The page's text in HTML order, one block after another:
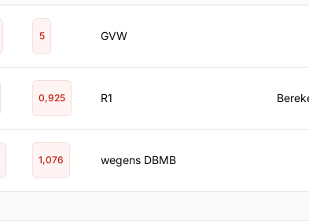
5 GVW
0,925 R1
1,076 wegens DBMB